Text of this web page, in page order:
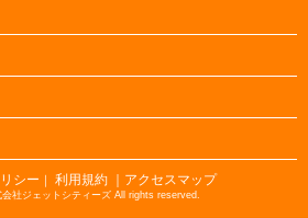
シー ｜ 利用規約 ｜アクセスマップ
社ジェットシティーズ All rights reserved.